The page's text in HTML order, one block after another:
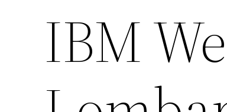
IBM